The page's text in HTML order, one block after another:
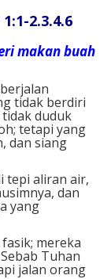
2.3.4.6
makan buah
tidak berdiri
duduk
tetapi yang
dan siang
tepi aliran air,
dan
yang
mereka
Tuhan
jalan orang